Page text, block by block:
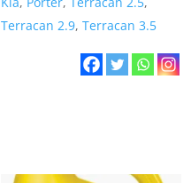
$115.800.$98.500.
Terracan 2.9, Terracan 3.5